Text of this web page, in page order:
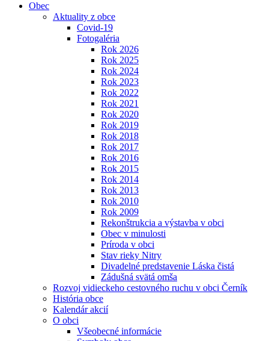
Obec
Aktuality z obce
Covid-19
Fotogaléria
Rok 2026
Rok 2025
Rok 2024
Rok 2023
Rok 2022
Rok 2021
Rok 2020
Rok 2019
Rok 2018
Rok 2017
Rok 2016
Rok 2015
Rok 2014
Rok 2013
Rok 2010
Rok 2009
Rekonštrukcia a výstavba v obci
Obec v minulosti
Príroda v obci
Stav rieky Nitry
Divadelné predstavenie Láska čistá
Zádušná svätá omša
Rozvoj vidieckeho cestovného ruchu v obci Černík
História obce
Kalendár akcií
O obci
Všeobecné informácie